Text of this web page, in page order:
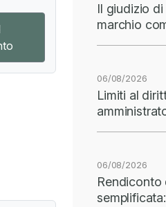
Il giudizio
marchio
06/08/2026
Limiti al
06/08/2026
Rendiconto